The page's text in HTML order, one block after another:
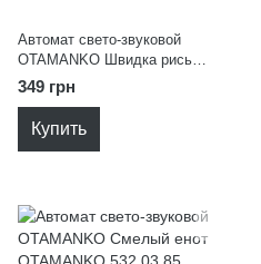
Автомат свето-звуковой
OTAMANKO Швидка рись
OTAMANKO 532.03.84
349 грн
Купить